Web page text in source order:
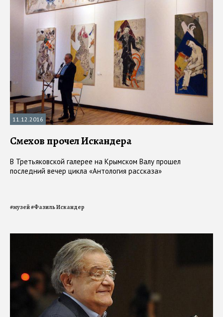
11.12.2016
Смехов прочел Искандера
В Третьяковской галерее на Крымском Валу прошел
последний вечер цикла «Антология рассказа»
#музей#Фазиль Искандер